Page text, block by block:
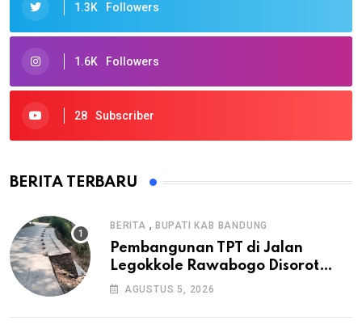
1.3K Followers
1.6K Followers
28 Subscriber
BERITA TERBARU
BERITA , BUPATI KAB BANDUNG
Pembangunan TPT di Jalan
Legokkole Rawabogo Disorot
Warga, Selesai Tanpa Papan
AGUSTUS 5, 2026